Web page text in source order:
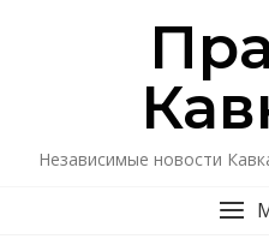
Независимые новости